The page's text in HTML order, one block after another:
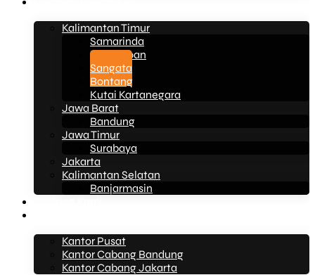
Kalimantan Timur
Samarinda
Balikpapan
Sangata
Bontang
Kutai Kartanegara
Jawa Barat
Bandung
Jawa Timur
Surabaya
Jakarta
Kalimantan Selatan
Banjarmasin
Kantor Pusat
Kantor Cabang Bandung
Kantor Cabang Jakarta